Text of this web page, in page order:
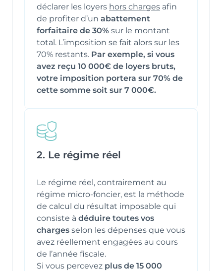
déclarer les loyers hors charges afin
de profiter d’un abattement
forfaitaire de 30% sur le montant
total. L’imposition se fait alors sur les
70% restants. Par exemple, si vous
avez reçu 10 000€ de loyers bruts,
votre imposition portera sur 70% de
cette somme soit sur 7 000€.
2. Le régime réel
Le régime réel, contrairement au
régime micro-foncier, est la méthode
de calcul du résultat imposable qui
consiste à déduire toutes vos
charges selon les dépenses que vous
avez réellement engagées au cours
de l’année fiscale.
Si vous percevez plus de 15 000